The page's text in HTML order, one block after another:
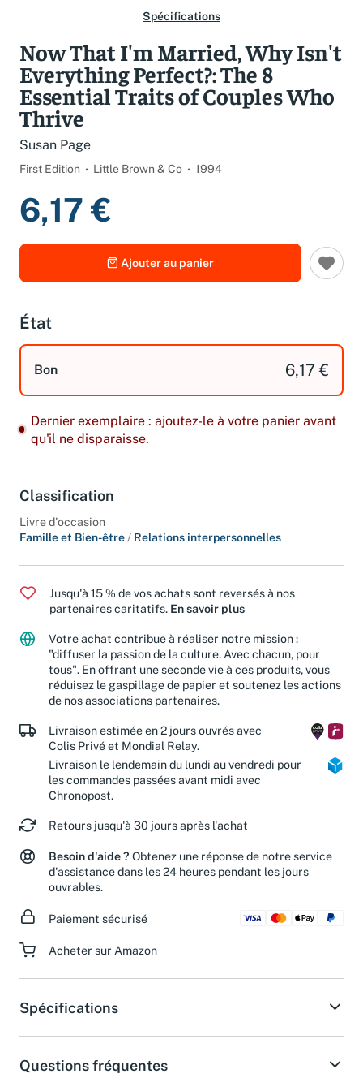
Spécifications
Now That I'm Married, Why Isn't
Everything Perfect?: The 8
Essential Traits of Couples Who
Thrive
Susan Page
First Edition Little Brown & Co 1994
6,17 €
Ajouter au panier
État
Bon 6,17 €
Dernier exemplaire : ajoutez-le à votre panier avant
qu'il ne disparaisse.
Classification
Livre d'occasion
Famille et Bien-être/ Relations interpersonnelles
Jusqu'à 15 % de vos achats sont reversés à nos
partenaires caritatifs. En savoir plus
Votre achat contribue à réaliser notre mission :
"diffuser la passion de la culture. Avec chacun, pour
tous". En offrant une seconde vie à ces produits, vous
réduisez le gaspillage de papier et soutenez les actions
de nos associations partenaires.
Livraison estimée en 2 jours ouvrés avec
Colis Privé et Mondial Relay.
Livraison le lendemain du lundi au vendredi pour
les commandes passées avant midi avec
Chronopost.
Retours jusqu'à 30 jours après l'achat
Besoin d'aide ? Obtenez une réponse de notre service
d'assistance dans les 24 heures pendant les jours
ouvrables.
Paiement sécurisé
Acheter sur Amazon
Spécifications
Questions fréquentes